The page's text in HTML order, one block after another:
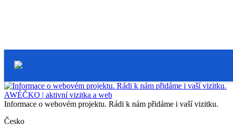
AWÉČKO | aktivní vizitka a web
Informace o webovém projektu. Rádi k nám přidáme i vaší vizitku.
Česko